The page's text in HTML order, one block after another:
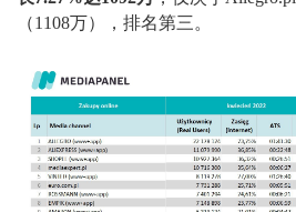
（1108万）， 排名第三。